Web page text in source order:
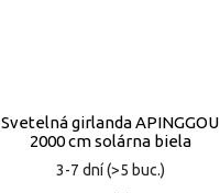
Svetelná girlanda APINGGOU
2000 cm solárna biela
3-7 dní(>5 buc.)